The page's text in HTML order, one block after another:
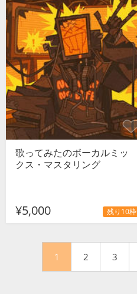
歌ってみたのボーカルミッ
クス・マスタリング
¥5,000 残り10枠
1 2 3